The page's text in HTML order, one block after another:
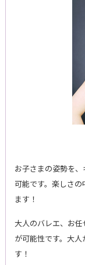
お子さまの姿勢を
可能です。楽しさ
ます！
大人のバレエ、お
が可能性です。大
す！